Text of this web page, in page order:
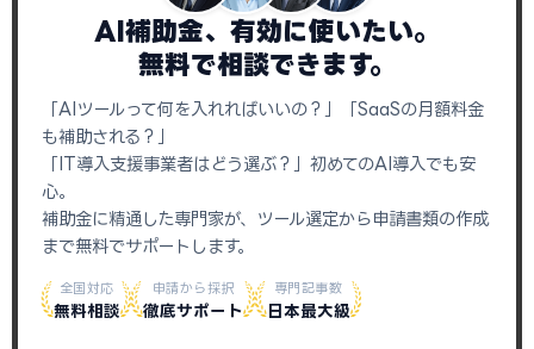
AI補助金、有効に使いたい。
無料で相談できます。
「AIツールって何を入れればいいの？」「SaaSの月額料金
も補助される？」
「IT導入支援事業者はどう選ぶ？」初めてのAI導入でも安
心。
補助金に精通した専門家が、ツール選定から申請書類の作成
まで無料でサポートします。
全国対応
無料相談
申請から採択
徹底サポート
専門記事数
日本最大級